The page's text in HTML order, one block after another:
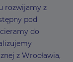
rozwijamy z
pod
do
z Wrocławia,